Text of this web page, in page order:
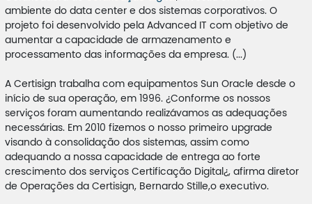
ambiente do data center e dos sistemas corporativos. O
projeto foi desenvolvido pela Advanced IT com objetivo de
aumentar a capacidade de armazenamento e
processamento das informações da empresa. (...)
A Certisign trabalha com equipamentos Sun Oracle desde o
início de sua operação, em 1996. ¿Conforme os nossos
serviços foram aumentando realizávamos as adequações
necessárias. Em 2010 fizemos o nosso primeiro upgrade
visando à consolidação dos sistemas, assim como
adequando a nossa capacidade de entrega ao forte
crescimento dos serviços Certificação Digital¿, afirma diretor
de Operações da Certisign, Bernardo Stille,o executivo.